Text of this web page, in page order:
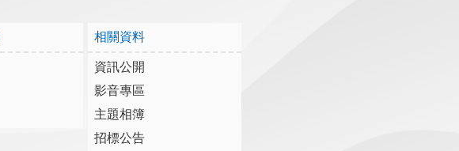
相關資料
資訊公開
影音專區
主題相簿
招標公告